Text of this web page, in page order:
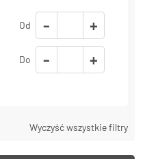
Od - +
Do - +
Wyczyść wszystkie filtry